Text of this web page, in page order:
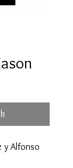
y Alfonso